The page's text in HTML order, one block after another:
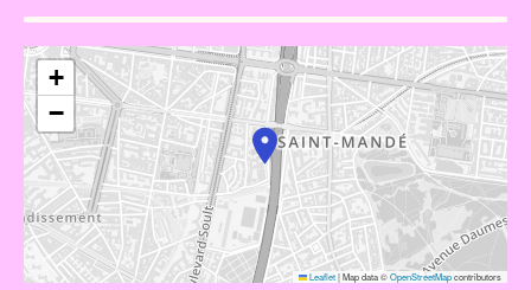
+
−
Leaflet|Map data ©OpenStreetMapcontributors